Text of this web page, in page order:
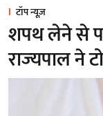
टॉप न्यूज़
शपथ लेने से
राज्‍यपाल ने